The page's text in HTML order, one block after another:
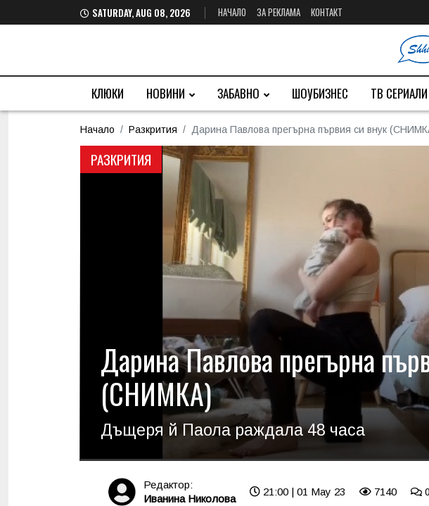
SATURDAY, AUG 08, 2026 НАЧАЛО ЗА РЕКЛАМА КОНТАКТ
КЛЮКИ НОВИНИ ЗАБАВНО ШОУБИЗНЕС ТВ СЕРИАЛИ
Начало Разкрития Дарина Павлова прегърна първия си внук
РАЗКРИТИЯ
Дарина Павлова прегърна
(СНИМКА)
Дъщеря й Паола раждала 48 часа
Редактор:
Иванина Николова
21:00 | 01 May 23 7140 0